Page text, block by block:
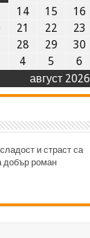
август 2026
14 15
16
21 22
23
28 29
30
4 5 6
и страст са
добър роман